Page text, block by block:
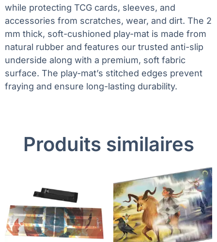
while protecting TCG cards, sleeves, and
accessories from scratches, wear, and dirt. The 2
mm thick, soft-cushioned play-mat is made from
natural rubber and features our trusted anti-slip
underside along with a premium, soft fabric
surface. The play-mat’s stitched edges prevent
fraying and ensure long-lasting durability.
Produits similaires